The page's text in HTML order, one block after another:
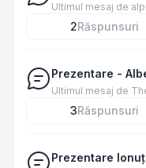
Ultimul mesaj de
2Răspunsuri
Prezentare -
Ultimul mesaj de
3Răspunsuri
Prezentare Ionuț